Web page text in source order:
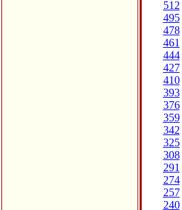
512
495
478
461
444
427
410
393
376
359
342
325
308
291
274
257
240